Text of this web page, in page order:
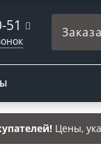
51
Цены, указанные